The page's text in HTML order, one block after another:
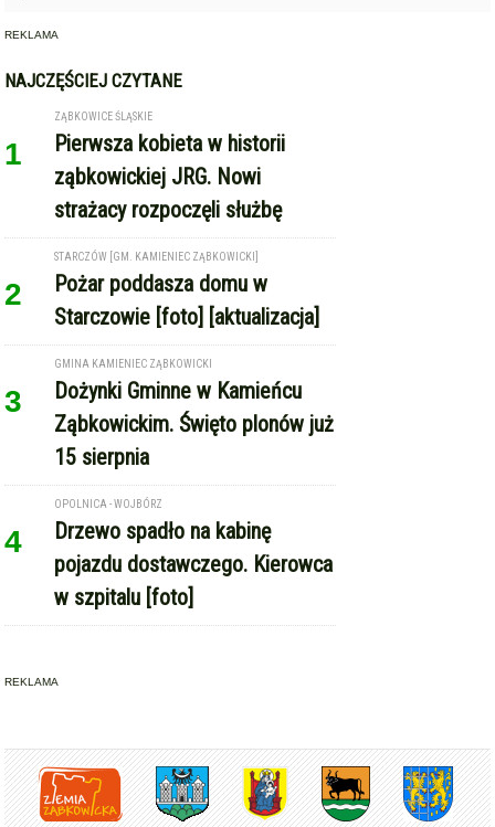
REKLAMA
NAJCZĘŚCIEJ CZYTANE
1
ZĄBKOWICE ŚLĄSKIE
Pierwsza kobieta w historii
ząbkowickiej JRG. Nowi
strażacy rozpoczęli służbę
2
STARCZÓW [GM. KAMIENIEC ZĄBKOWICKI]
Pożar poddasza domu w
Starczowie [foto] [aktualizacja]
3
GMINA KAMIENIEC ZĄBKOWICKI
Dożynki Gminne w Kamieńcu
Ząbkowickim. Święto plonów już
15 sierpnia
4
OPOLNICA - WOJBÓRZ
Drzewo spadło na kabinę
pojazdu dostawczego. Kierowca
w szpitalu [foto]
REKLAMA